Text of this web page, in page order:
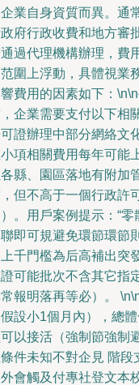
業自身資質而異。通
府行政收費和地方審
過代理機構辦理，費
圍上浮動，具體視業
費用的因素如下：
企業需要支付以下相
證辦理中部分網絡文
項相關費用每年可能
縣、園區落地有附加
但不高于一個行政許
。用戶案例提示：“
即可規避免環節環節
千門檻為后高補出突
可能批次不含其它指
報明落再等必）。
設小1個月內），總
以接活（強制節強制
件未知不對企見 階
會觸及付專社登文本